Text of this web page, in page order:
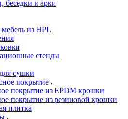
беседки и арки
из HPL
стенды
сушки
покрытие
покрытие из EPDM крошки
покрытие из резиновой крошки
плитка